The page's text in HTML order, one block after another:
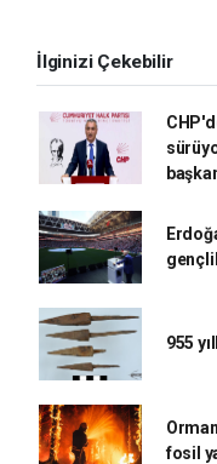
İlginizi Çekebilir
955
fosil